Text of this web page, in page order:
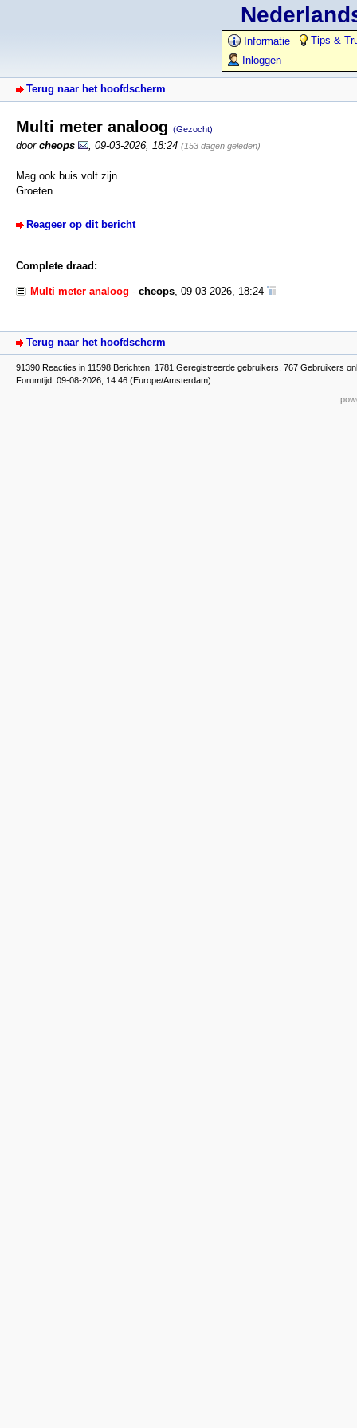
Informatie
Tips &
Inloggen
Terug naar het hoofdscherm
Multi meter analoog (Gezocht)
door cheops 09-03-2026, 18:24 (153 dagen geleden)
Mag ook buis volt zijn
Groeten
Reageer op dit bericht
Complete draad:
Multi meter analoog - cheops 09-03-2026, 18:24
Terug naar het hoofdscherm
91390 Reacties in 11598 Berichten, 1781 Geregistreerde gebruikers, 767 Gebruikers
Forumtijd: 09-08-2026, 14:46 (Europe/Amsterdam)